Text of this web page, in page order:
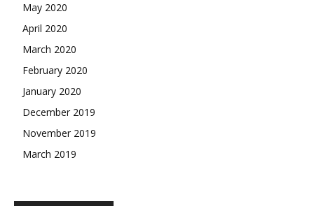
May 2020
April 2020
March 2020
February 2020
January 2020
December 2019
November 2019
March 2019